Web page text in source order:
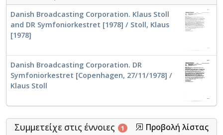
Danish Broadcasting Corporation. Klaus Stoll
and DR Symfoniorkestret [1978] / Stoll, Klaus
[1978]
Danish Broadcasting Corporation. DR
Symfoniorkestret [Copenhagen, 27/11/1978] /
Klaus Stoll
Συμμετείχε στις έννοιες 1 Προβολή λίστας